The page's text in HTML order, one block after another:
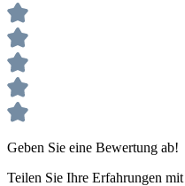
Geben Sie eine Bewertung ab!
Teilen Sie Ihre Erfahrungen